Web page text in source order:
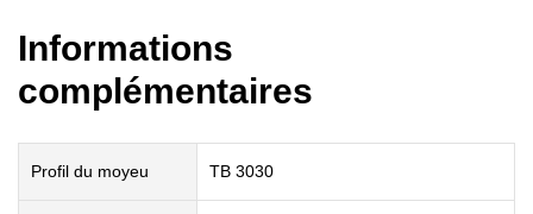
Informations
complémentaires
Profil du moyeu TB 3030